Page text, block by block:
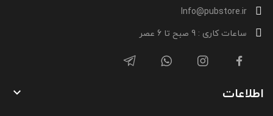
Info@pubstore.ir
ساعات کاری : 9 صبح تا 6 عصر
اطلاعات 